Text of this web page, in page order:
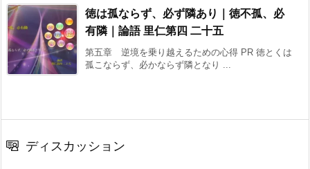
徳は孤ならず、必ず隣あり｜徳不孤、必
有隣｜論語 里仁第四 二十五
第五章 逆境を乗り越えるための心得 PR 徳とくは
孤こならず、必かならず隣となり ...
ディスカッション